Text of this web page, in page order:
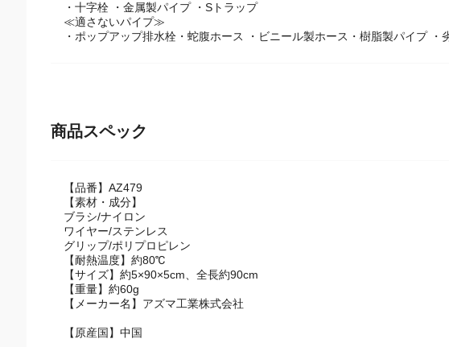
・十字栓 ・金属製パイプ ・Sトラップ
≪適さないパイプ≫
・ポップアップ排水栓・蛇腹ホース ・ビニール製ホース・樹脂製パイプ
商品スペック
【品番】AZ479
【素材・成分】
ブラシ/ナイロン
ワイヤー/ステンレス
グリップ/ポリプロピレン
【耐熱温度】約80℃
【サイズ】約5×90×5cm、全長約90cm
【重量】約60g
【メーカー名】アズマ工業株式会社
【原産国】中国